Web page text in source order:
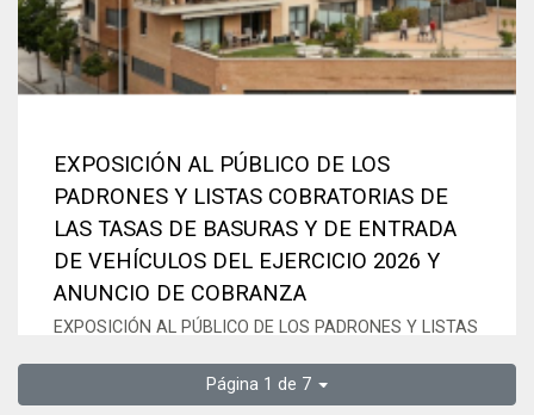
EXPOSICIÓN AL PÚBLICO DE LOS
PADRONES Y LISTAS COBRATORIAS DE
LAS TASAS DE BASURAS Y DE ENTRADA
DE VEHÍCULOS DEL EJERCICIO 2026 Y
ANUNCIO DE COBRANZA
EXPOSICIÓN AL PÚBLICO DE LOS PADRONES Y LISTAS
ENTRADA DE VEHÍCULOS DEL EJERCICIO 2026 Y
ANUNCIO DE COBRANZA
Página 1 de 7